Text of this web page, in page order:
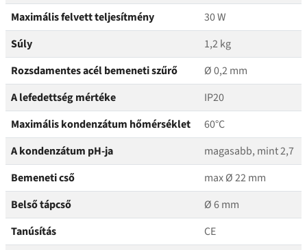
Maximális felvett teljesítmény
30 W
Súly
1,2 kg
Rozsdamentes acél bemeneti szűrő
Ø 0,2 mm
A lefedettség mértéke
IP20
Maximális kondenzátum hőmérséklet
60°C
A kondenzátum pH-ja
magasabb, mint 2,7
Bemeneti cső
max Ø 22 mm
Belső tápcső
Ø 6 mm
Tanúsítás
CE